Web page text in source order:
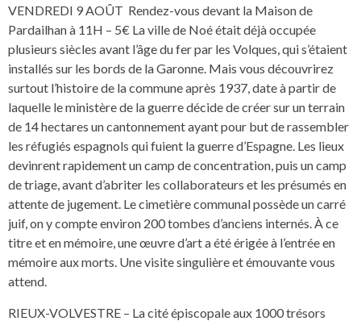
VENDREDI 9 AOÛT Rendez-vous devant la Maison de
Pardailhan à 11H – 5€ La ville de Noé était déjà occupée
plusieurs siècles avant l’âge du fer par les Volques, qui s’étaient
installés sur les bords de la Garonne. Mais vous découvrirez
surtout l’histoire de la commune après 1937, date à partir de
laquelle le ministère de la guerre décide de créer sur un terrain
de 14 hectares un cantonnement ayant pour but de rassembler
les réfugiés espagnols qui fuient la guerre d’Espagne. Les lieux
devinrent rapidement un camp de concentration, puis un camp
de triage, avant d’abriter les collaborateurs et les présumés en
attente de jugement. Le cimetière communal possède un carré
juif, on y compte environ 200 tombes d’anciens internés. À ce
titre et en mémoire, une œuvre d’art a été érigée à l’entrée en
mémoire aux morts. Une visite singulière et émouvante vous
attend.
RIEUX-VOLVESTRE – La cité épiscopale aux 1000 trésors